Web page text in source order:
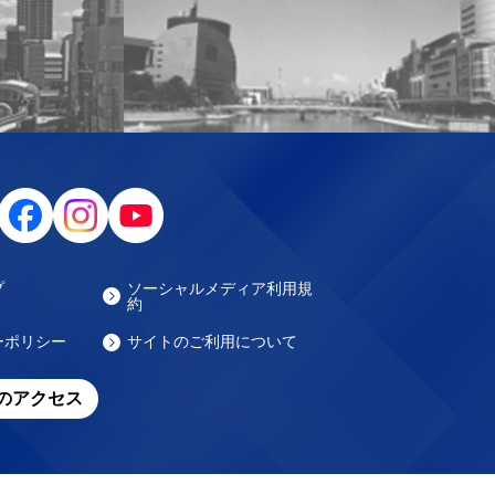
ソーシャルメディア利用規
約
リシー サイトのご利用について
アクセス